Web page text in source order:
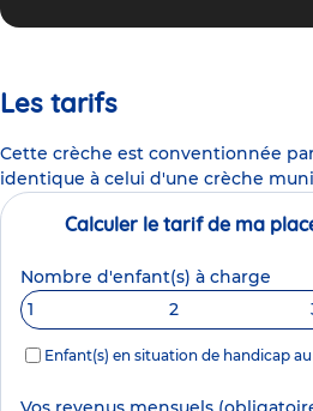
Les tarifs
Cette crèche est conventionnée
identique à celui d'une crèche
Calculer le tarif de ma
Nombre d'enfant(s) à charge
1
2
Enfant(s) en situation de handicap